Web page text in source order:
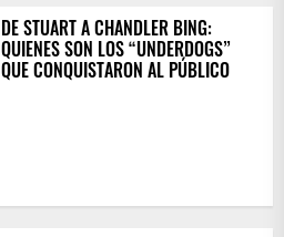
DE STUART A CHANDLER BING:
QUIENES SON LOS “UNDERDOGS”
QUE CONQUISTARON AL PÚBLICO